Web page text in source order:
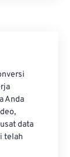
Anda
data
telah